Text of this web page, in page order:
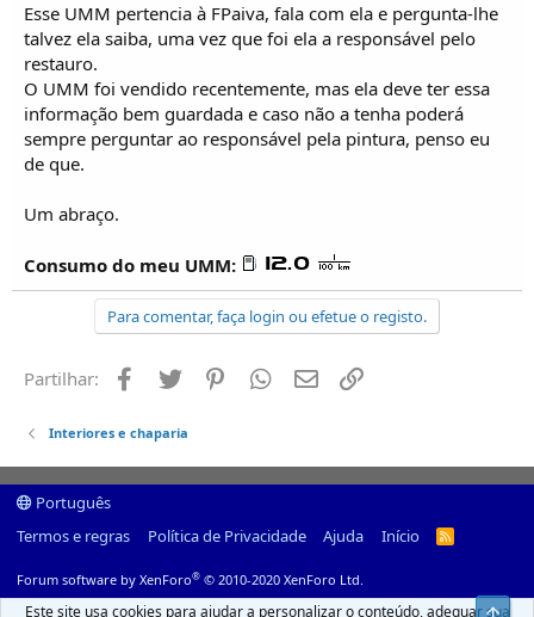
Esse UMM pertencia à FPaiva, fala com ela e pergunta-lhe
talvez ela saiba, uma vez que foi ela a responsável pelo
restauro.
O UMM foi vendido recentemente, mas ela deve ter essa
informação bem guardada e caso não a tenha poderá
sempre perguntar ao responsável pela pintura, penso eu
de que.
Um abraço.
Consumo do meu UMM:
Para comentar, faça login ou efetue o registo.
Partilhar: Facebook
Twitter PinterestWhatsapp
Email
Interiores e chaparia
Português
Termos e regras
Política de Privacidade Ajuda Início
R
Forum software by XenForo® © 2010-2020 XenForo Ltd.
Este site usa cookies para ajudar a personalizar o conteúdo, adequar sua
Top